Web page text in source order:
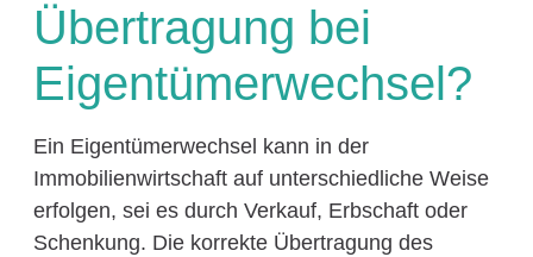
Übertragung bei
Eigentümerwechsel?
Ein Eigentümerwechsel kann in der
Immobilienwirtschaft auf unterschiedliche Weise
erfolgen, sei es durch Verkauf, Erbschaft oder
Schenkung. Die korrekte Übertragung des